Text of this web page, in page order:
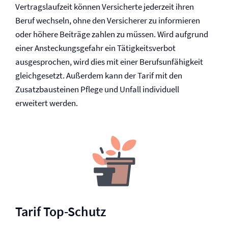
Vertragslaufzeit können Versicherte jederzeit ihren
Beruf wechseln, ohne den Versicherer zu informieren
oder höhere Beiträge zahlen zu müssen. Wird aufgrund
einer Ansteckungsgefahr ein Tätigkeitsverbot
ausgesprochen, wird dies mit einer Berufs­unfähigkeit
gleichgesetzt. Außerdem kann der Tarif mit den
Zusatzbausteinen Pflege und Unfall individuell
erweitert werden.
Tarif Top-Schutz